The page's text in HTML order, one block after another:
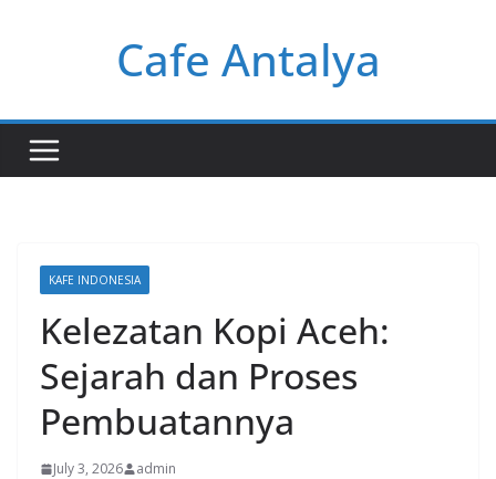
Cafe Antalya
KAFE INDONESIA
Kelezatan Kopi Aceh:
Sejarah dan Proses
Pembuatannya
July 3, 2026 admin